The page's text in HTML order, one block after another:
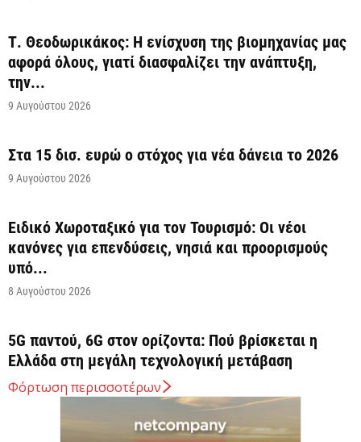
Τ. Θεοδωρικάκος: Η ενίσχυση της βιομηχανίας μας
αφορά όλους, γιατί διασφαλίζει την ανάπτυξη,
την...
9 Αυγούστου 2026
Στα 15 δισ. ευρώ ο στόχος για νέα δάνεια το 2026
9 Αυγούστου 2026
Ειδικό Χωροταξικό για τον Τουρισμό: Οι νέοι
κανόνες για επενδύσεις, νησιά και προορισμούς
υπό...
8 Αυγούστου 2026
5G παντού, 6G στον ορίζοντα: Πού βρίσκεται η
Ελλάδα στη μεγάλη τεχνολογική μετάβαση
8 Αυγούστου 2026
Διευρύνεται η εθνική πρωτοβουλία για τις τιμές
Φόρτωση περισσοτέρων